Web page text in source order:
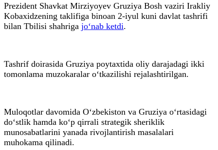
Prezident Shavkat Mirziyoyev Gruziya Bosh vaziri Irakliy
Kobaxidzening taklifiga binoan 2-iyul kuni davlat tashrifi
bilan Tbilisi shahriga jo‘nab ketdi.
Tashrif doirasida Gruziya poytaxtida oliy darajadagi ikki
tomonlama muzokaralar o‘tkazilishi rejalashtirilgan.
Muloqotlar davomida O‘zbekiston va Gruziya o‘rtasidagi
do‘stlik hamda ko‘p qirrali strategik sheriklik
munosabatlarini yanada rivojlantirish masalalari
muhokama qilinadi.